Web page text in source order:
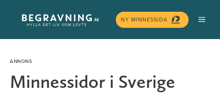
innehåll
NY MINNESSIDA
Minnessidor i Sverige